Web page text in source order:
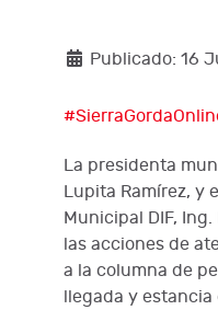
Publicado: 16
La presidenta
Lupita Ramírez, y
Municipal DIF,
las acciones de
a la columna de
llegada y